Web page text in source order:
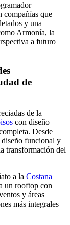
compañías que
y una
Armonía, la
a futuro
de
de la
con diseño
Desde
diseño funcional y
transformación del
a la Costana
un rooftop con
y áreas
más integrales